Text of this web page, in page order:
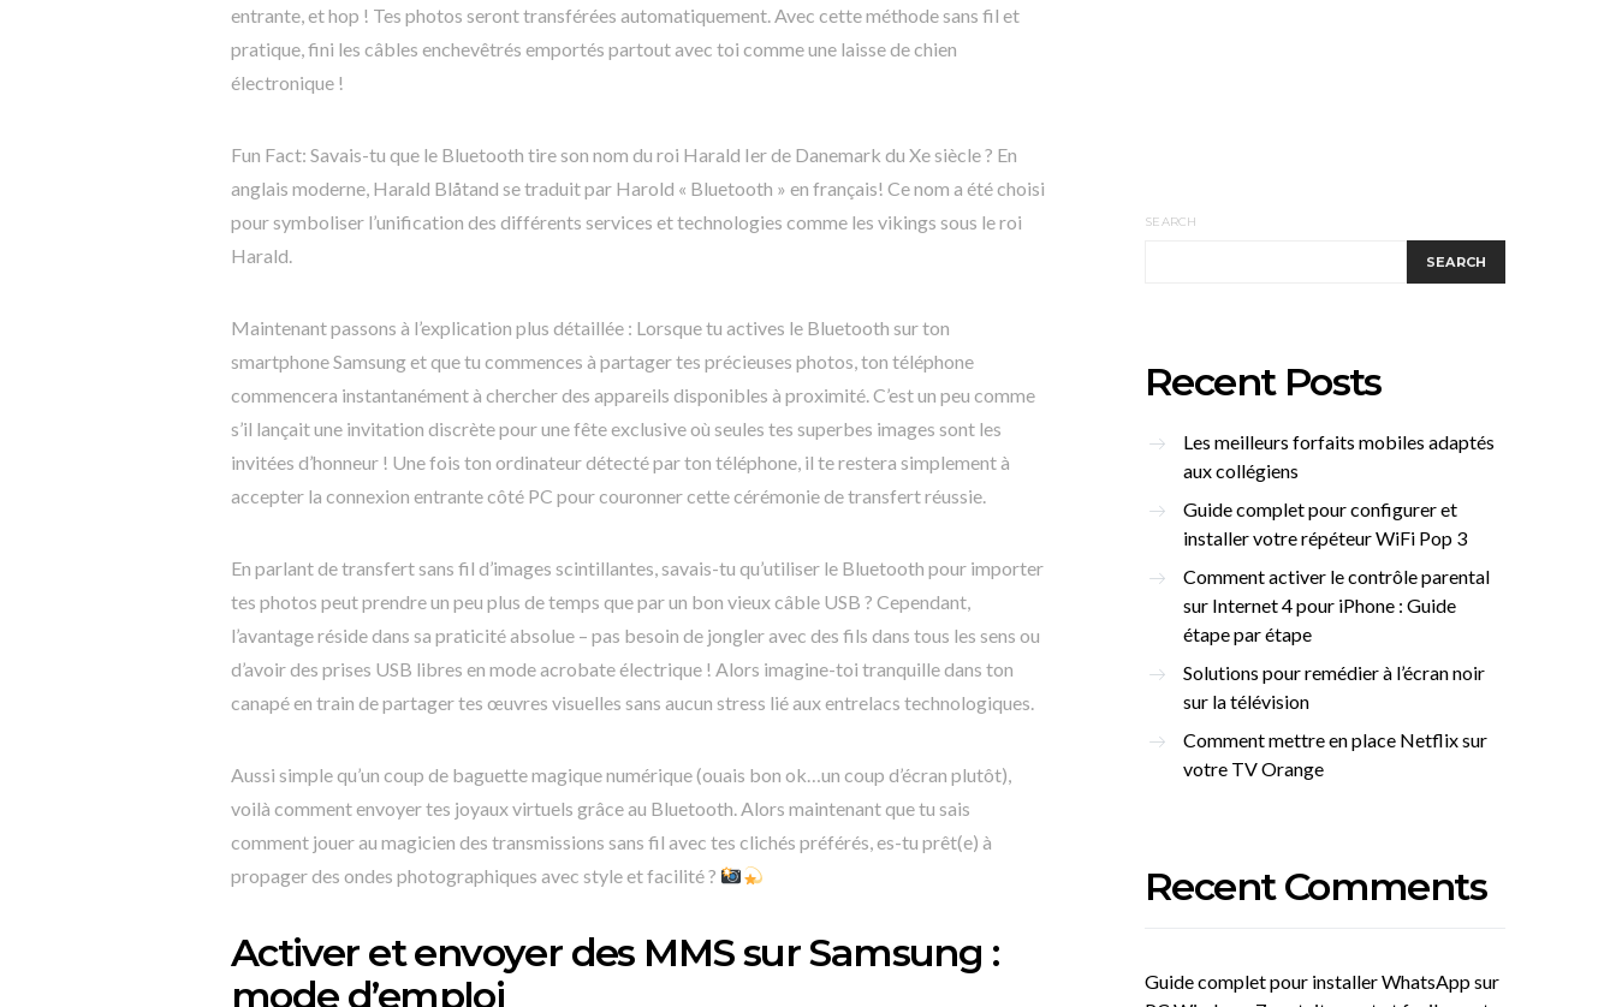
entrante, et hop ! Tes photos seront transférées automatiquement. Avec cette méthode sans fil et
pratique, fini les câbles enchevêtrés emportés partout avec toi comme une laisse de chien
électronique !
Fun Fact: Savais-tu que le Bluetooth tire son nom du roi Harald Ier de Danemark du Xe siècle ? En
anglais moderne, Harald Blåtand se traduit par Harold « Bluetooth » en français! Ce nom a été choisi
pour symboliser l’unification des différents services et technologies comme les vikings sous le roi
Harald.
Maintenant passons à l’explication plus détaillée : Lorsque tu actives le Bluetooth sur ton
smartphone Samsung et que tu commences à partager tes précieuses photos, ton téléphone
commencera instantanément à chercher des appareils disponibles à proximité. C’est un peu comme
s’il lançait une invitation discrète pour une fête exclusive où seules tes superbes images sont les
invitées d’honneur ! Une fois ton ordinateur détecté par ton téléphone, il te restera simplement à
accepter la connexion entrante côté PC pour couronner cette cérémonie de transfert réussie.
En parlant de transfert sans fil d’images scintillantes, savais-tu qu’utiliser le Bluetooth pour importer
tes photos peut prendre un peu plus de temps que par un bon vieux câble USB ? Cependant,
l’avantage réside dans sa praticité absolue – pas besoin de jongler avec des fils dans tous les sens ou
d’avoir des prises USB libres en mode acrobate électrique ! Alors imagine-toi tranquille dans ton
canapé en train de partager tes œuvres visuelles sans aucun stress lié aux entrelacs technologiques.
Aussi simple qu’un coup de baguette magique numérique (ouais bon ok…un coup d’écran plutôt),
voilà comment envoyer tes joyaux virtuels grâce au Bluetooth. Alors maintenant que tu sais
comment jouer au magicien des transmissions sans fil avec tes clichés préférés, es-tu prêt(e) à
propager des ondes photographiques avec style et facilité ?
Activer et envoyer des MMS sur Samsung :
mode d’emploi
SEARCH
SEARCH
Recent Posts
Les meilleurs forfaits mobiles adaptés
aux collégiens
Guide complet pour configurer et
installer votre répéteur WiFi Pop 3
Comment activer le contrôle parental
sur Internet 4 pour iPhone : Guide
étape par étape
Solutions pour remédier à l’écran noir
sur la télévision
Comment mettre en place Netflix sur
votre TV Orange
Recent Comments
Guide complet pour installer WhatsApp sur